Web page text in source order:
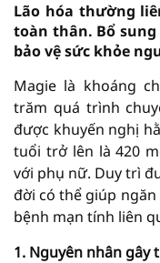
Lão hóa thường
toàn thân. Bổ
bảo vệ sức khỏe
Magie là khoáng
trăm quá trình
được khuyến nghị
tuổi trở lên là 420
với phụ nữ. Duy trì
đời có thể giúp ngăn
bệnh mạn tính liên
1. Nguyên nhân